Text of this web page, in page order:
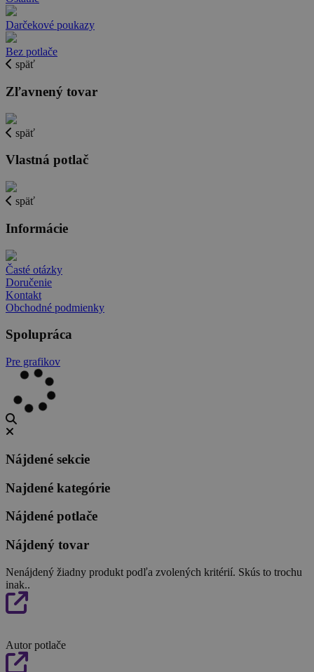
Darčekové poukazy
Bez potlače
späť
Zľavnený tovar
späť
Vlastná potlač
späť
Informácie
Časté otázky
Doručenie
Kontakt
Obchodné podmienky
Spolupráca
Pre grafikov
Nájdené sekcie
Najdené kategórie
Nájdené potlače
Nájdený tovar
Nenájdený žiadny produkt podľa zvolených kritérií. Skús to trochu
inak..
Autor potlače